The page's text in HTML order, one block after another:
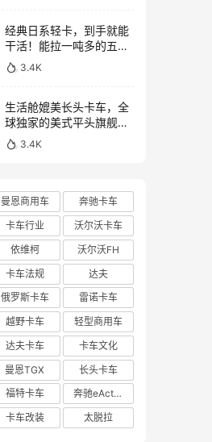
经典日系轻卡，到手就能
干活！能拉一吨多的五十
铃NLR工作车实拍
3.4K
生活舱媲美长头卡车，全
球独家的美式平头旗舰！
亮相布里斯班卡车展的肯
沃斯K220牵引车实拍
3.4K
曼恩商用车
奔驰卡车
卡车行业
沃尔沃卡车
依维柯
沃尔沃FH
卡车法规
达夫
俄罗斯卡车
雷诺卡车
越野卡车
轻型商用车
达夫卡车
卡车文化
曼恩TGX
长头卡车
福特卡车
奔驰eActros 600
卡车改装 太脱拉